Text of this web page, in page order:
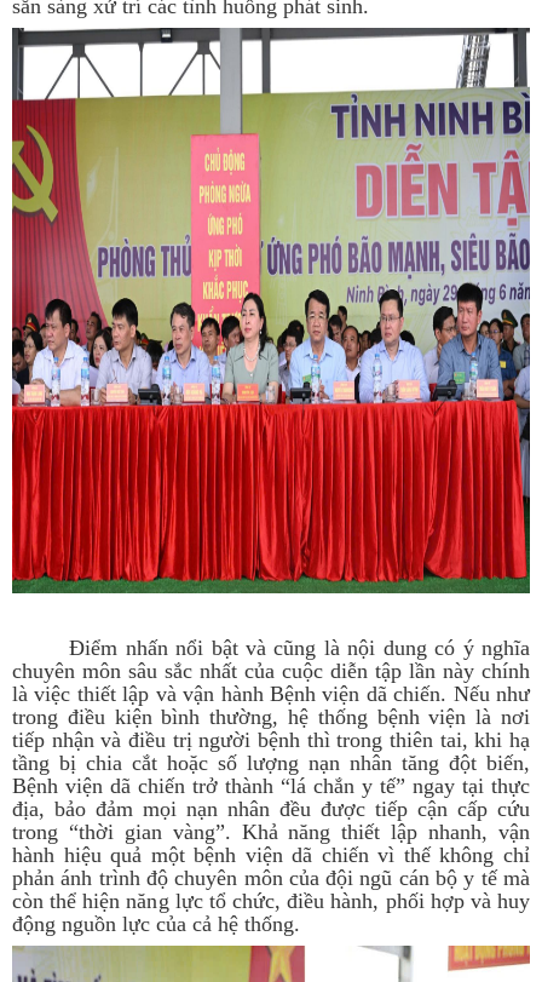
sẵn sàng xử trí các tình huống phát sinh.
Điểm nhấn nổi bật và cũng là nội dung có ý nghĩa
chuyên môn sâu sắc nhất của cuộc diễn tập lần này chính
là việc thiết lập và vận hành Bệnh viện dã chiến. Nếu như
trong điều kiện bình thường, hệ thống bệnh viện là nơi
tiếp nhận và điều trị người bệnh thì trong thiên tai, khi hạ
tầng bị chia cắt hoặc số lượng nạn nhân tăng đột biến,
Bệnh viện dã chiến trở thành “lá chắn y tế” ngay tại thực
địa, bảo đảm mọi nạn nhân đều được tiếp cận cấp cứu
trong “thời gian vàng”. Khả năng thiết lập nhanh, vận
hành hiệu quả một bệnh viện dã chiến vì thế không chỉ
phản ánh trình độ chuyên môn của đội ngũ cán bộ y tế mà
còn thể hiện năng lực tổ chức, điều hành, phối hợp và huy
động nguồn lực của cả hệ thống.